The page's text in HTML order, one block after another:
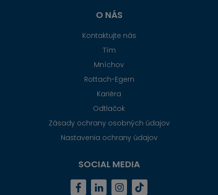
O NÁS
Kontaktujte nás
Tím
Mníchov
Rottach-Egern
Kariéra
Odtlačok
Zásady ochrany osobných údajov
Nastavenia ochrany údajov
SOCIAL MEDIA